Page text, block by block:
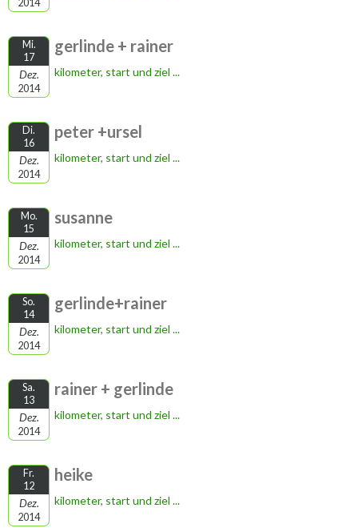
2014
Mi.
17
Dez.
2014
gerlinde + rainer
kilometer, start und ziel ...
Di.
16
Dez.
2014
peter +ursel
kilometer, start und ziel ...
Mo.
15
Dez.
2014
susanne
kilometer, start und ziel ...
So.
14
Dez.
2014
gerlinde+rainer
kilometer, start und ziel ...
Sa.
13
Dez.
2014
rainer + gerlinde
kilometer, start und ziel ...
Fr.
12
Dez.
2014
heike
kilometer, start und ziel ...